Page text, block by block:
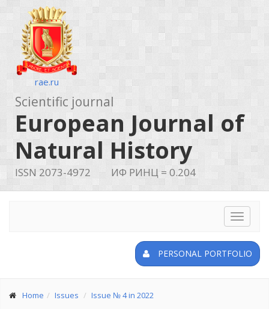
rae.ru
Scientific journal
European Journal of
Natural History
ISSN 2073-4972 ИФ РИНЦ = 0.204
Toggle
PERSONAL PORTFOLIO
Home Issues Issue № 4 in 2022